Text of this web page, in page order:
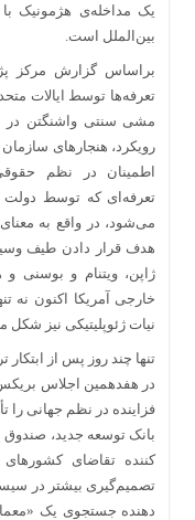
یک مداخله‌ی هژمونیک
بین‌الملل است.
براساس گزارش مرکز
تعرفه‌ها توسط ایالات
مشی سنتی واشنگتن در
رویکرد، هنجارهای
اطمینان در نظم
تعرفه‌ای که توسط دولت
می‌شود، در واقع به
هدف قرار دادن طیف
ژاپن، ویتنام و بوسنی
خارجی آمریکا اکنون نه
نیات ژئوپلیتیکی نیز شکل
تنها چند روز پس از
در هفدهمین اجلاس
فزاینده در نظم جهانی را
کننده تقاضای
تصمیم‌گیری بیشتر در
دهنده جستجوی یک